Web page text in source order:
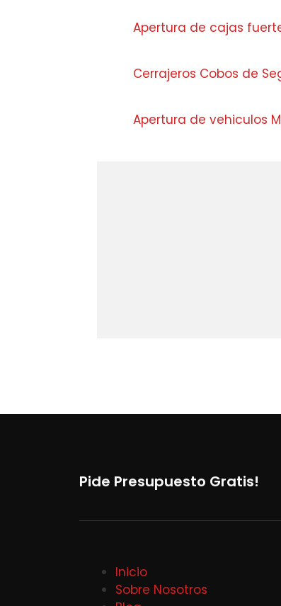
Apertura de cajas
Cerrajeros Cobos de
Apertura de vehiculos
Pide Presupuesto Gratis!
Inicio
Sobre Nosotros